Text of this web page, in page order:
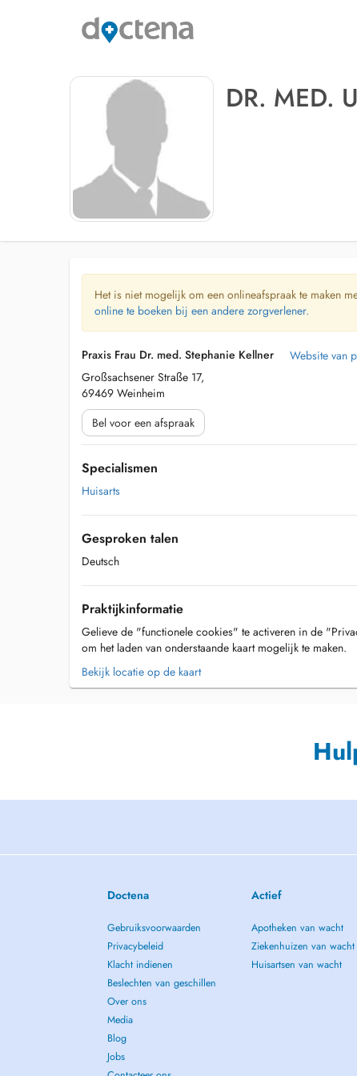
DR. MED.
Het is niet mogelijk om een onlineafspraak te maken
online te boeken bij een andere zorgverlener.
Praxis Frau Dr. med. Stephanie Kellner
Großsachsener Straße 17,
69469 Weinheim
Website van
Bel voor een afspraak
Specialismen
Huisarts
Gesproken talen
Deutsch
Praktijkinformatie
Gelieve de "functionele cookies" te activeren in de
om het laden van onderstaande kaart mogelijk te maken.
Bekijk locatie op de kaart
Doctena
Gebruiksvoorwaarden
Privacybeleid
Klacht indienen
Beslechten van geschillen
Over ons
Media
Blog
Jobs
Actief
Apotheken van wacht
Ziekenhuizen van wacht
Huisartsen van wacht